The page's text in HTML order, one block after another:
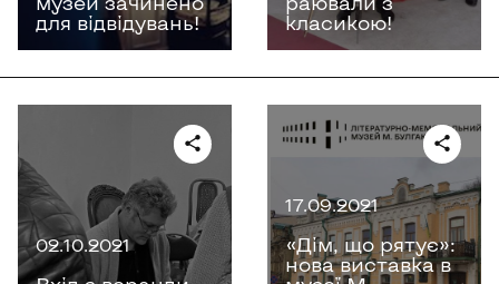
для відвідувань!
класикою!
02.10.2021
17.09.2021
«Дім, що рятує»:
нова виставка в